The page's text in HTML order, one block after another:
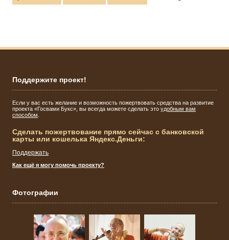
Поддержите проект!
Если у вас есть желание и возможность пожертвовать средства на развитие
проекта «Госвами Букс», вы всегда можете сделать это удобным вам
способом
Сделать пожертвование прямо сейчас с банковской
карты или кошелька Яндекс.Деньги:
Поддержать
Как ещё я могу помочь проекту?
Фотографии